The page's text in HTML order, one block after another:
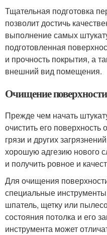
Тщательная подготовка
позволит достичь
выполнение самых
подготовленная
и прочность покрытия, а
внешний вид помещения.
Очищение поверхности
Прежде чем начать
очистить его поверхность
грязи и других
хорошую адгезию нового
и получить ровное и
Для очищения
специальные
шпатель, щетку или
состояния потолка и его
инструмента может